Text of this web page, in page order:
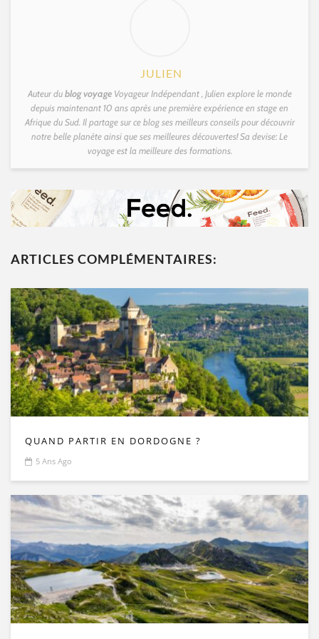
JULIEN
Auteur dublog voyageVoyageur Indépendant , Julien explore le monde
depuis maintenant 10 ans après une première expérience en stage en
Afrique du Sud. Il partage sur ce blog ses meilleurs conseils pour découvrir
notre belle planète ainsi que ses meilleures découvertes! Sa devise: Le
voyage est la meilleure des formations.
ARTICLES COMPLÉMENTAIRES:
QUAND PARTIR EN DORDOGNE ?
5 Ans Ago